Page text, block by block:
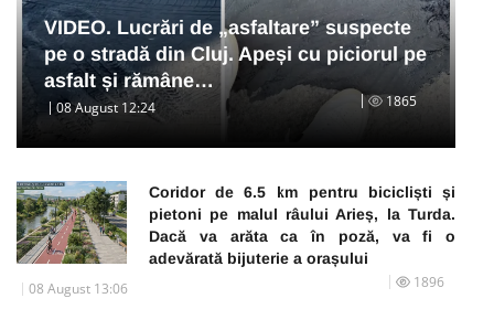
VIDEO. Lucrări de „asfaltare” suspecte
pe o stradă din Cluj. Apeși cu piciorul pe
asfalt și rămâne…
08 August 12:24 1865
Coridor de 6.5 km pentru bicicliști și
pietoni pe malul râului Arieș, la Turda.
Dacă va arăta ca în poză, va fi o
adevărată bijuterie a orașului
08 August 13:06 1896